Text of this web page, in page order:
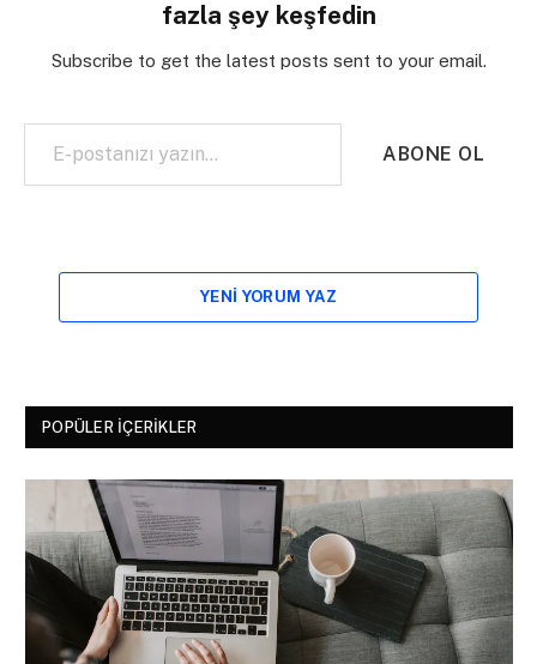
fazla şey keşfedin
Subscribe to get the latest posts sent to your email.
E-postanızı yazın…
ABONE OL
YENI YORUM YAZ
POPÜLER İÇERIKLER